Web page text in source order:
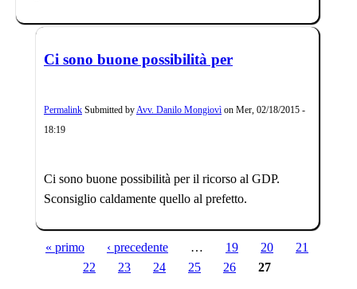
Ci sono buone possibilità per
Permalink Submitted byAvv. Danilo Mongiovì on Mer, 02/18/2015 -
18:19
Ci sono buone possibilità per il ricorso al GDP.
Sconsiglio caldamente quello al prefetto.
Pagine
« primo ‹ precedente … 19 20
21
22
23 24 25 26 27